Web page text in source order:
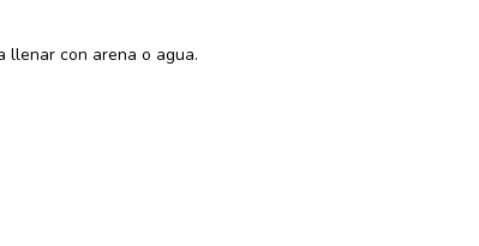
llenar con arena o agua.